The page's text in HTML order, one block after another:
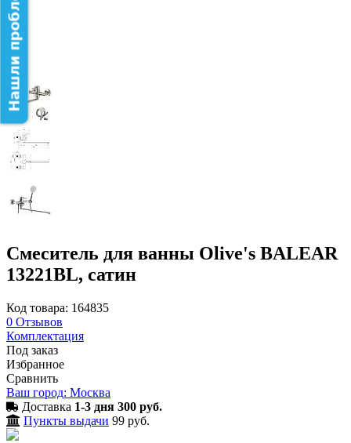
Смеситель для ванны Olive's BALEAR
13221BL, сатин
Код товара: 164835
0 Отзывов
Комплектация
Под заказ
Избранное
Сравнить
Ваш город: Москва
Доставка 1-3 дня 300 руб.
Пункты выдачи 99 руб.